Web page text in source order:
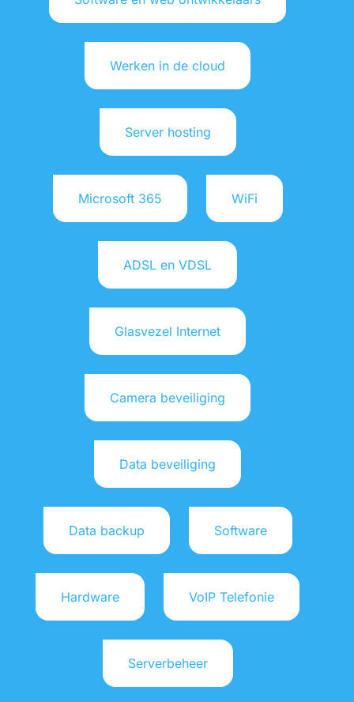
Werken in de cloud
Server hosting
Microsoft 365 WiFi
ADSL en VDSL
Glasvezel Internet
Camera beveiliging
Data beveiliging
Data backup Software
Hardware VoIP Telefonie
Serverbeheer